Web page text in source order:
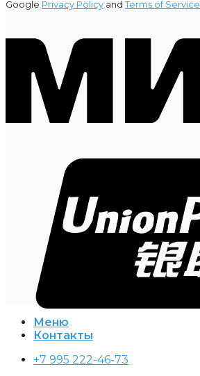
Google Privacy Policy and Terms of Service
Меню
Контакты
+7 995 222-46-73